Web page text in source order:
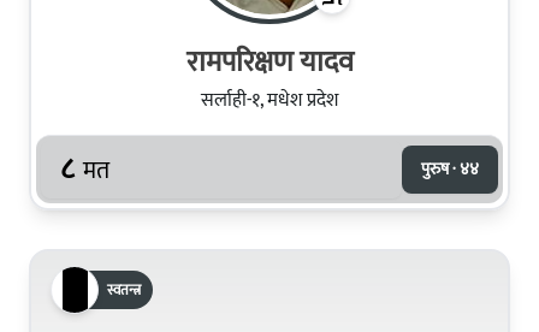
रामपरिक्षण यादव
सर्लाही-१, मधेश प्रदेश
८ मत पुरुष · ४४
स्वतन्त्र